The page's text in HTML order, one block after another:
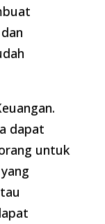
dapat
untuk